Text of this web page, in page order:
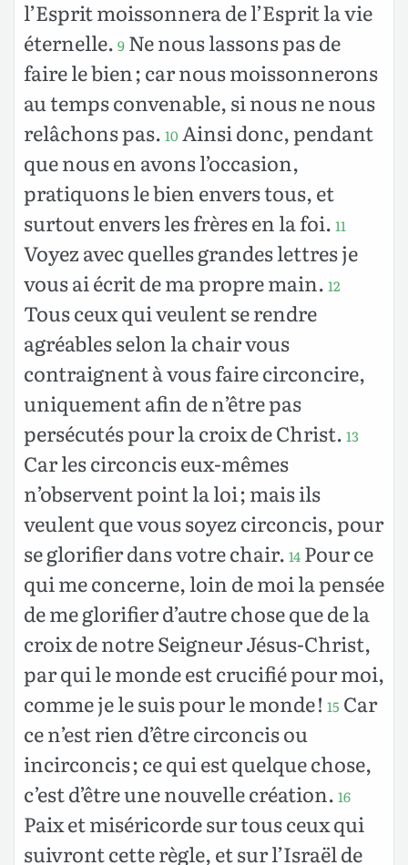
l’Esprit moissonnera de l’Esprit la vie
éternelle. 9 Ne nous lassons pas de
faire le bien ; car nous moissonnerons
au temps convenable, si nous ne nous
relâchons pas. 10 Ainsi donc, pendant
que nous en avons l’occasion,
pratiquons le bien envers tous, et
surtout envers les frères en la foi. 11
Voyez avec quelles grandes lettres je
vous ai écrit de ma propre main. 12
Tous ceux qui veulent se rendre
agréables selon la chair vous
contraignent à vous faire circoncire,
uniquement afin de n’être pas
persécutés pour la croix de Christ. 13
Car les circoncis eux-mêmes
n’observent point la loi ; mais ils
veulent que vous soyez circoncis, pour
se glorifier dans votre chair. 14 Pour ce
qui me concerne, loin de moi la pensée
de me glorifier d’autre chose que de la
croix de notre Seigneur Jésus-Christ,
par qui le monde est crucifié pour moi,
comme je le suis pour le monde ! 15 Car
ce n’est rien d’être circoncis ou
incirconcis ; ce qui est quelque chose,
c’est d’être une nouvelle création. 16
Paix et miséricorde sur tous ceux qui
suivront cette règle, et sur l’Israël de